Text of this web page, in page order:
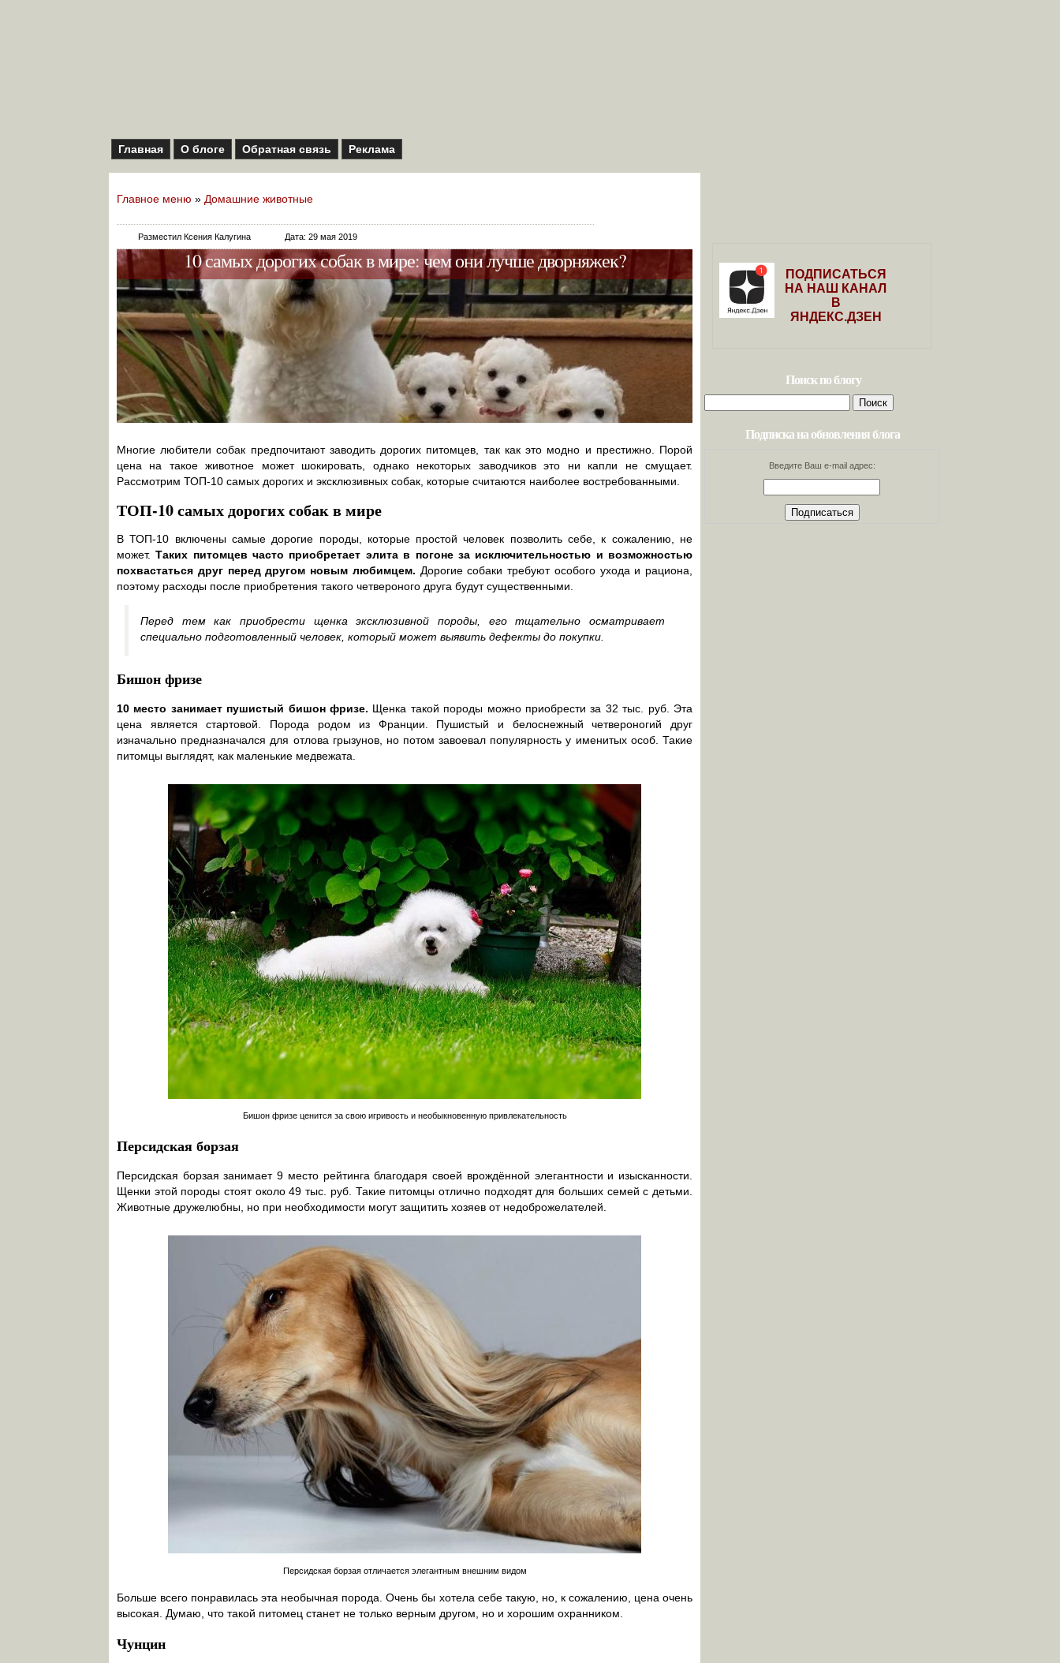
Главная О блоге Обратная связь Реклама
Главное меню » Домашние животные
Разместил Ксения Калугина Дата: 29 мая 2019
10 самых дорогих собак в мире: чем они лучше дворняжек?
Многие любители собак предпочитают заводить дорогих питомцев, так как это модно и престижно. Порой
цена на такое животное может шокировать, однако некоторых заводчиков это ни капли не смущает.
Рассмотрим ТОП-10 самых дорогих и эксклюзивных собак, которые считаются наиболее востребованными.
ТОП-10 самых дорогих собак в мире
В ТОП-10 включены самые дорогие породы, которые простой человек позволить себе, к сожалению, не
может.Таких питомцев часто приобретает элита в погоне за исключительностью и возможностью
похвастаться друг перед другом новым любимцем. Дорогие собаки требуют особого ухода и рациона,
поэтому расходы после приобретения такого четвероного друга будут существенными.
Перед тем как приобрести щенка эксклюзивной породы, его тщательно осматривает
специально подготовленный человек, который может выявить дефекты до покупки.
Бишон фризе
10 место занимает пушистый бишон фризе. Щенка такой породы можно приобрести за 32 тыс. руб. Эта
цена является стартовой. Порода родом из Франции. Пушистый и белоснежный четвероногий друг
изначально предназначался для отлова грызунов, но потом завоевал популярность у именитых особ. Такие
питомцы выглядят, как маленькие медвежата.
Бишон фризе ценится за свою игривость и необыкновенную привлекательность
Персидская борзая
Персидская борзая занимает 9 место рейтинга благодаря своей врождённой элегантности и изысканности.
Щенки этой породы стоят около 49 тыс. руб. Такие питомцы отлично подходят для больших семей с детьми.
Животные дружелюбны, но при необходимости могут защитить хозяев от недоброжелателей.
Персидская борзая отличается элегантным внешним видом
Больше всего понравилась эта необычная порода. Очень бы хотела себе такую, но, к сожалению, цена очень
высокая. Думаю, что такой питомец станет не только верным другом, но и хорошим охранником.
Чунцин
ПОДПИСАТЬСЯ
НА НАШ КАНАЛ
В
ЯНДЕКС.ДЗЕН
Поиск по блогу
Найти:
Подписка на обновления блога
Введите Ваш e-mail адрес: